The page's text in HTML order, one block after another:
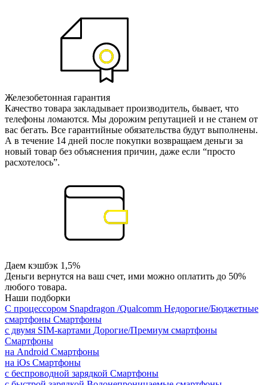
Железобетонная гарантия
Качество товара закладывает производитель, бывает, что
телефоны ломаются. Мы дорожим репутацией и не станем от
вас бегать. Все гарантийные обязательства будут выполнены.
А в течение 14 дней после покупки возвращаем деньги за
новый товар без объяснения причин, даже если “просто
расхотелось”.
Даем кэшбэк 1,5%
Деньги вернутся на ваш счет, ими можно оплатить до 50%
любого товара.
Наши подборки
С процессором Snapdragon /Qualcomm Недорогие/Бюджетные
смартфоны Смартфоны
с двумя SIM-картами Дорогие/Премиум смартфоны
Смартфоны
на Android Смартфоны
на iOs Смартфоны
с беспроводной зарядкой Смартфоны